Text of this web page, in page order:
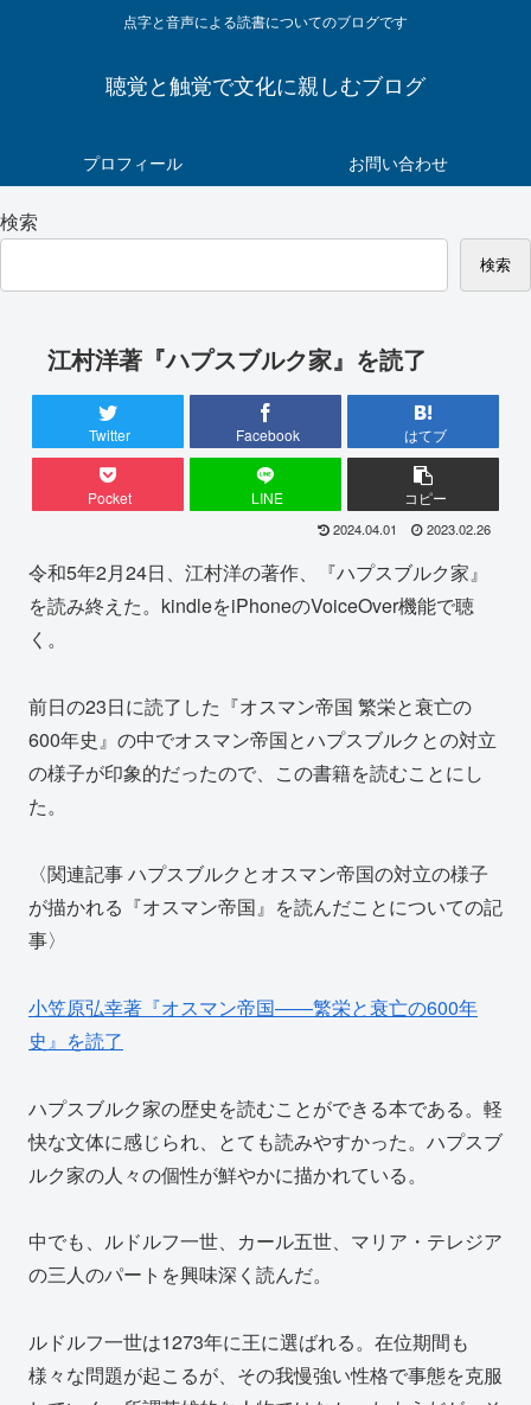
点字と音声による読書についてのブログです
聴覚と触覚で文化に親しむブログ
プロフィール お問い合わせ
検索
検索
江村洋著『ハプスブルク家』を読了
Twitter Facebook はてブ
Pocket LINE コピー
2024.04.01 2023.02.26
令和5年2月24日、江村洋の著作、『ハプスブルク家』
を読み終えた。kindleをiPhoneのVoiceOver機能で聴
く。
前日の23日に読了した『オスマン帝国 繁栄と衰亡の
600年史』の中でオスマン帝国とハプスブルクとの対立
の様子が印象的だったので、この書籍を読むことにし
た。
〈関連記事 ハプスブルクとオスマン帝国の対立の様子
が描かれる『オスマン帝国』を読んだことについての記
事〉
小笠原弘幸著『オスマン帝国――繁栄と衰亡の600年
史』を読了
ハプスブルク家の歴史を読むことができる本である。軽
快な文体に感じられ、とても読みやすかった。ハプスブ
ルク家の人々の個性が鮮やかに描かれている。
中でも、ルドルフ一世、カール五世、マリア・テレジア
の三人のパートを興味深く読んだ。
ルドルフ一世は1273年に王に選ばれる。在位期間も
様々な問題が起こるが、その我慢強い性格で事態を克服